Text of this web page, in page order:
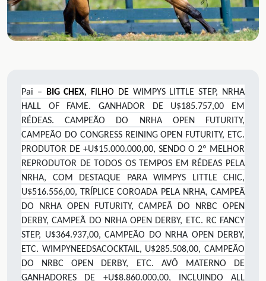
Pai – BIG CHEX, FILHO DE WIMPYS LITTLE STEP, NRHA
HALL OF FAME. GANHADOR DE U$185.757,00 EM
RÉDEAS. CAMPEÃO DO NRHA OPEN FUTURITY,
CAMPEÃO DO CONGRESS REINING OPEN FUTURITY, ETC.
PRODUTOR DE +U$15.000.000,00, SENDO O 2º MELHOR
REPRODUTOR DE TODOS OS TEMPOS EM RÉDEAS PELA
NRHA, COM DESTAQUE PARA WIMPYS LITTLE CHIC,
U$516.556,00, TRÍPLICE COROADA PELA NRHA, CAMPEÃ
DO NRHA OPEN FUTURITY, CAMPEÃ DO NRBC OPEN
DERBY, CAMPEÃ DO NRHA OPEN DERBY, ETC. RC FANCY
STEP, U$364.937,00, CAMPEÃO DO NRHA OPEN DERBY,
ETC. WIMPYNEEDSACOCKTAIL, U$285.508,00, CAMPEÃO
DO NRBC OPEN DERBY, ETC. AVÔ MATERNO DE
GANHADORES DE +U$8.860.000,00, INCLUINDO ALL